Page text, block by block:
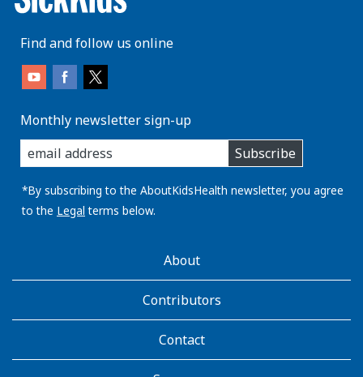
Find and follow us online
Monthly newsletter sign-up
enter
you
email
address:
Subscribe
*By subscribing to the AboutKidsHealth newsletter, you agree
to the Legal terms below.
AboutKidsHealthAbout
Contributors
Contact